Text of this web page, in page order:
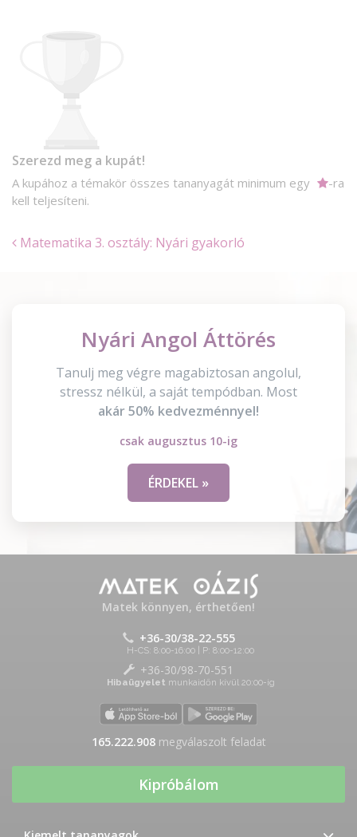
Szerezd meg a kupát!
A kupához a témakör összes tananyagát minimum egy
-ra
kell teljesíteni.
Matematika 3. osztály: Nyári gyakorló
Nyári Angol Áttörés
Tanulj meg végre magabiztosan angolul,
stressz nélkül, a saját tempódban. Most
akár 50% kedvezménnyel!
csak augusztus 10-ig
ÉRDEKEL »
Matek könnyen, érthetően!
+36-30/38-22-555
H-CS: 8:00-16:00 | P: 8:00-12:00
+36-30/98-70-551
Hibaügyelet munkaidőn kívül 20:00-ig
165.222.908megválaszolt feladat
Kipróbálom